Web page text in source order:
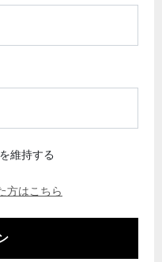
維持する
方はこちら